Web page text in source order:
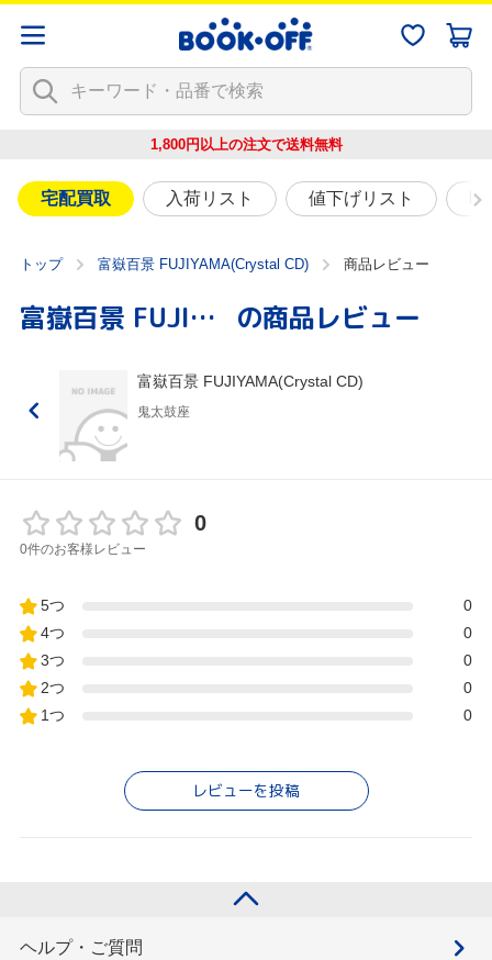
1,800円以上の注文で送料無料
宅配買取 入荷リスト 値下げリスト
トップ 富嶽百景 FUJIYAMA(Crystal CD) 商品レビュー
富嶽百景 FUJIYAMA(Crystal CD) の商品レビュー
富嶽百景 FUJIYAMA(Crystal CD)
鬼太鼓座
0
0件のお客様レビュー
5つ
0
4つ
0
3つ
0
2つ
0
1つ
0
レビューを投稿
ヘルプ・ご質問